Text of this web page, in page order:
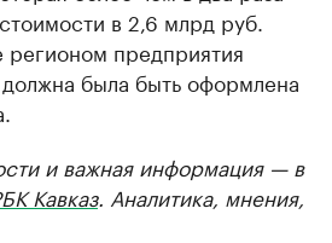
в 2,6 млрд руб.
регионом предприятия
должна была быть оформлена
и важная информация — в
Кавказ. Аналитика, мнения,